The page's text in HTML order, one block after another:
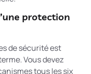
protection
de sécurité est
Vous devez
tous les six